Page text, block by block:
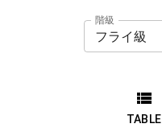
階級
フライ級
TABLE